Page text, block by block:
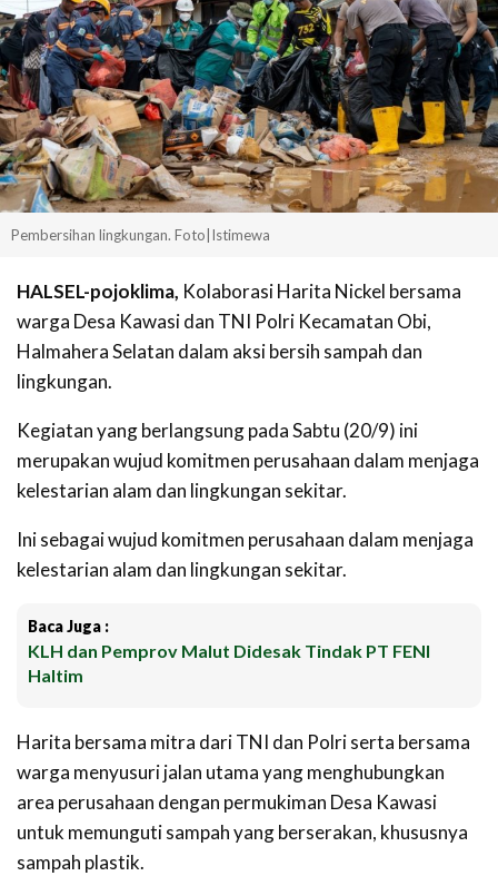
Pembersihan lingkungan. Foto|Istimewa
HALSEL-pojoklima, Kolaborasi Harita Nickel bersama
warga Desa Kawasi dan TNI Polri Kecamatan Obi,
Halmahera Selatan dalam aksi bersih sampah dan
lingkungan.
Kegiatan yang berlangsung pada Sabtu (20/9) ini
merupakan wujud komitmen perusahaan dalam menjaga
kelestarian alam dan lingkungan sekitar.
Ini sebagai wujud komitmen perusahaan dalam menjaga
kelestarian alam dan lingkungan sekitar.
Baca Juga :
KLH dan Pemprov Malut Didesak Tindak PT FENI
Haltim
Harita bersama mitra dari TNI dan Polri serta bersama
warga menyusuri jalan utama yang menghubungkan
area perusahaan dengan permukiman Desa Kawasi
untuk memunguti sampah yang berserakan, khususnya
sampah plastik.